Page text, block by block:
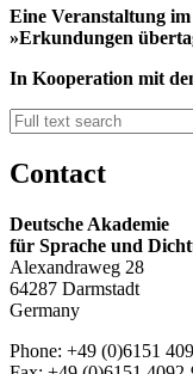
Eine Veranstaltung
»Erkundungen
In Kooperation mit
Contact
Deutsche Akademie
für Sprache und
Alexandraweg 28
64287 Darmstadt
Germany
Phone: +49 (0)6151